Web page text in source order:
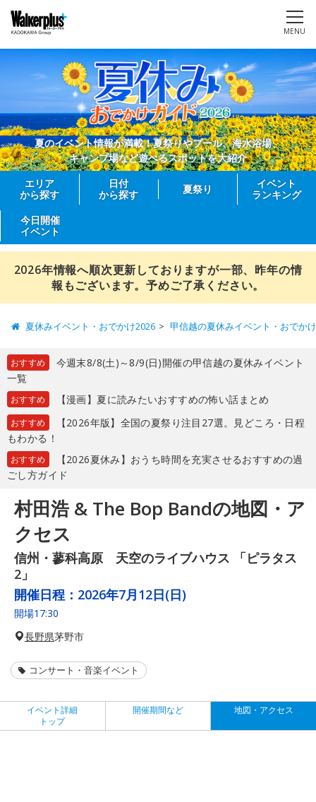
MENU
夏のイベント情報が満載！夏祭りやプール、海水浴場、
キャンプ場など遊べるスポットを大紹介
エリア
から探す
日付
から探す
夏祭り
イベント
ランキング
今日開催
イベント
2026年情報へ順次更新しておりますが一部、昨年の情
報もございます。予めご了承ください。
夏休みイベント・おでかけ2026 甲信越の夏休みイベント・おでか
おすすめ
今週末8/8(土)～8/9(日)開催の甲信越の夏休みイベント
一覧
おすすめ 【漫画】夏に読みたいおすすめの怖い話まとめ
おすすめ
【2026年版】全国の夏祭り注目27選。見どころ・日程
もわかる！
おすすめ
【2026夏休み】おうち時間を充実させるおすすめの過
ごし方ガイド
村田浩 & The Bop Bandの地図・ア
クセス
信州・蓼科高原 天空のライブハウス 「ピラタス
2」
開催日程： 2026年7月12日(日)
開場17:30
長野県茅野市
コンサート・音楽イベント
イベント詳細
トップ
開催期間など 地図・アクセス